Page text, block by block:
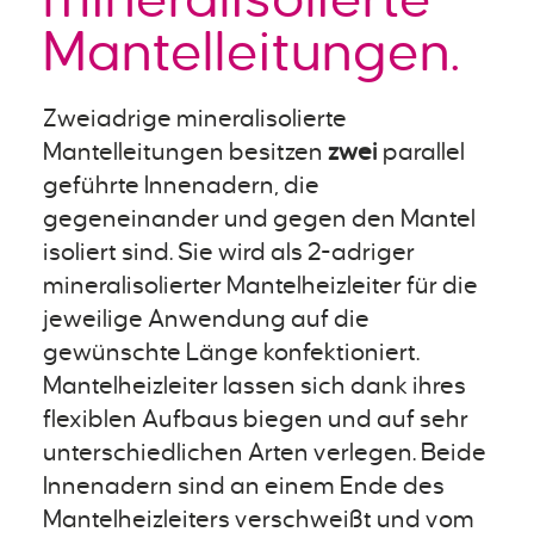
Mantelleitungen.
Zweiadrige mineralisolierte
Mantelleitungen besitzen zwei parallel
geführte Innenadern, die
gegeneinander und gegen den Mantel
isoliert sind. Sie wird als 2-adriger
mineralisolierter Mantelheizleiter für die
jeweilige Anwendung auf die
gewünschte Länge konfektioniert.
Mantelheizleiter lassen sich dank ihres
flexiblen Aufbaus biegen und auf sehr
unterschiedlichen Arten verlegen. Beide
Innenadern sind an einem Ende des
Mantelheizleiters verschweißt und vom